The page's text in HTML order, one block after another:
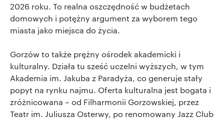
2026 roku. To realna oszczędność w budżetach
domowych i potężny argument za wyborem tego
miasta jako miejsca do życia.
Gorzów to także prężny ośrodek akademicki i
kulturalny. Działa tu sześć uczelni wyższych, w tym
Akademia im. Jakuba z Paradyża, co generuje stały
popyt na rynku najmu. Oferta kulturalna jest bogata i
zróżnicowana – od Filharmonii Gorzowskiej, przez
Teatr im. Juliusza Osterwy, po renomowany Jazz Club